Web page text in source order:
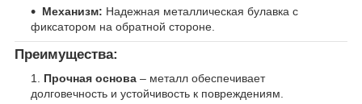
Механизм: Надежная металлическая булавка с
фиксатором на обратной стороне.
Преимущества:
Прочная основа – металл обеспечивает
долговечность и устойчивость к повреждениям.